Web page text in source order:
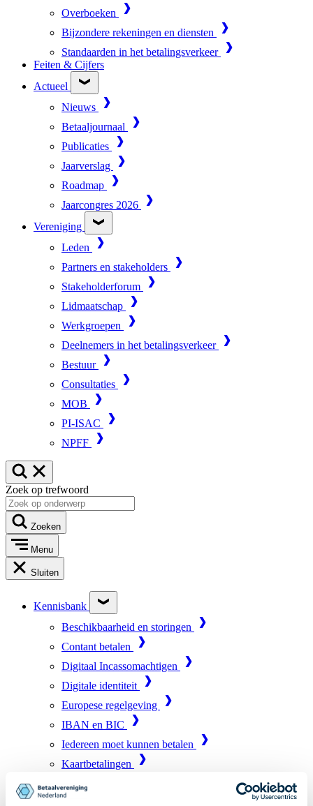
Overboeken
Bijzondere rekeningen en diensten
Standaarden in het betalingsverkeer
Feiten & Cijfers
Actueel
Nieuws
Betaaljournaal
Publicaties
Jaarverslag
Roadmap
Jaarcongres 2026
Vereniging
Leden
Partners en stakeholders
Stakeholderforum
Lidmaatschap
Werkgroepen
Deelnemers in het betalingsverkeer
Bestuur
Consultaties
MOB
PI-ISAC
NPFF
Zoek op trefwoord
Zoeken
Menu
Sluiten
Kennisbank
Beschikbaarheid en storingen
Contant betalen
Digitaal Incassomachtigen
Digitale identiteit
Europese regelgeving
IBAN en BIC
Iedereen moet kunnen betalen
Kaartbetalingen
Marktinfrastructuur